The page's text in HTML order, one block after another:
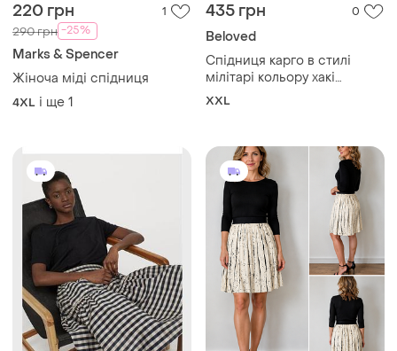
220 грн 1
290 грн -25%
Marks & Spencer
Жіноча міді спідниця
4XL і ще 1
435 грн 0
Beloved
Спідниця карго в стилі
мілітарі кольору хакі
beloved
XXL